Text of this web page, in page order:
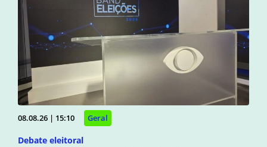
08.08.26 | 15:10 Geral
Debate eleitoral